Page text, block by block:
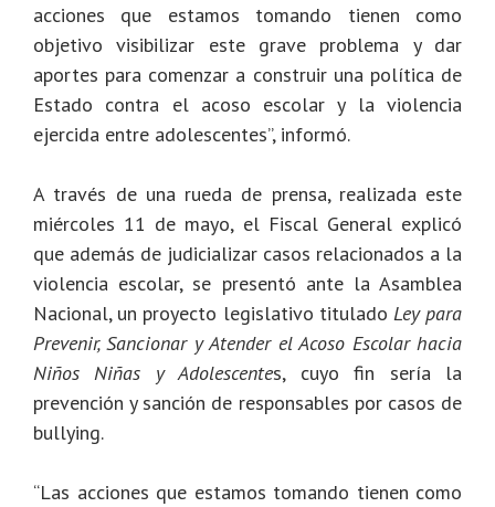
acciones que estamos tomando tienen como
objetivo visibilizar este grave problema y dar
aportes para comenzar a construir una política de
Estado contra el acoso escolar y la violencia
ejercida entre adolescentes”, informó.
A través de una rueda de prensa, realizada este
miércoles 11 de mayo, el Fiscal General explicó
que además de judicializar casos relacionados a la
violencia escolar, se presentó ante la Asamblea
Nacional, un proyecto legislativo titulado Ley para
Prevenir, Sancionar y Atender el Acoso Escolar hacia
Niños Niñas y Adolescentes, cuyo fin sería la
prevención y sanción de responsables por casos de
bullying.
“Las acciones que estamos tomando tienen como